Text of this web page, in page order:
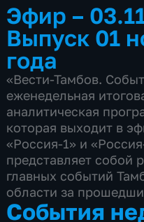
Эфир –
Выпуск 01
года
«Вести-Тамбов.
еженедельная
аналитическая
которая выходит в
«Россия-1» и
представляет собой
главных событий
области за
События